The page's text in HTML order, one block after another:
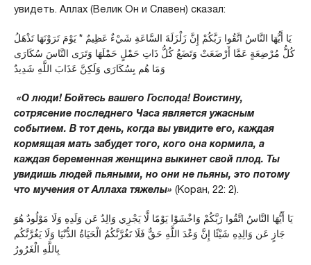
увидеть. Аллах (Велик Он и Славен) сказал:
يَا أَيُّهَا النَّاسُ اتَّقُوا رَبَّكُمْ إِنَّ زَلْزَلَةَ السَّاعَةِ شَيْءٌ عَظِيمٌ * يَوْمَ تَرَوْنَهَا تَذْهَلُ
كُلُّ مُرْضِعَةٍ عَمَّا أَرْضَعَتْ وَتَضَعُ كُلُّ ذَاتِ حَمْلٍ حَمْلَهَا وَتَرَى النَّاسَ سُكَارَى
وَمَا هُم بِسُكَارَى وَلَكِنَّ عَذَابَ اللَّهِ شَدِيدٌ
«О люди! Бойтесь вашего Господа! Воистину,
сотрясение последнего Часа является ужасным
событием. В тот день, когда вы увидите его, каждая
кормящая мать забудет того, кого она кормила, а
каждая беременная женщина выкинет свой плод. Ты
увидишь людей пьяными, но они не пьяны, это потому
что мучения от Аллаха тяжелы» (Коран, 22: 2).
يَا أَيُّهَا النَّاسُ اتَّقُوا رَبَّكُمْ وَاخْشَوْا يَوْمًا لَّا يَجْزِي وَالِدٌ عَن وَلَدِهِ وَلَا مَوْلُودٌ هُوَ
جَازٍ عَن وَالِدِهِ شَيْئًا إِنَّ وَعْدَ اللَّهِ حَقٌّ فَلَا تَغُرَّنَّكُمُ الْحَيَاةُ الدُّنْيَا وَلَا يَغُرَّنَّكُم
بِاللَّهِ الْغَرُورُ